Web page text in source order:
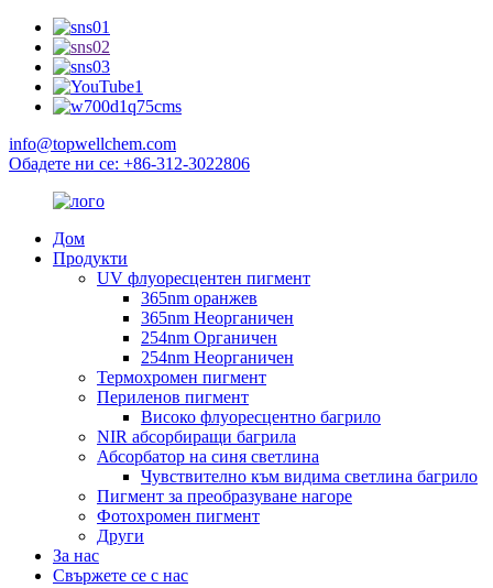
info@topwellchem.com
Обадете ни се: +86-312-3022806
Дом
Продукти
UV флуоресцентен пигмент
365nm оранжев
365nm Неорганичен
254nm Органичен
254nm Неорганичен
Термохромен пигмент
Периленов пигмент
Високо флуоресцентно багрило
NIR абсорбиращи багрила
Абсорбатор на синя светлина
Чувствително към видима светлина багрило
Пигмент за преобразуване нагоре
Фотохромен пигмент
Други
За нас
Свържете се с нас